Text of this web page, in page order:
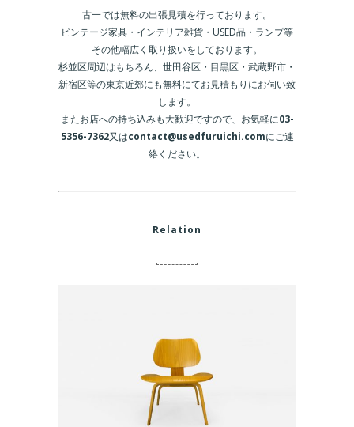
古一では無料の出張見積を行っております。
ビンテージ家具・インテリア雑貨・USED品・ランプ等
その他幅広く取り扱いをしております。
杉並区周辺はもちろん、世田谷区・目黒区・武蔵野市・
新宿区等の東京近郊にも無料にてお見積もりにお伺い致
します。
またお店への持ち込みも大歓迎ですので、お気軽に03-
5356-7362又はcontact@usedfuruichi.comにご連
絡ください。
Relation